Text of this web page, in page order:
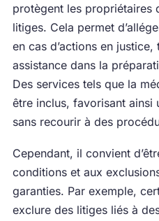
protègent les propriétaires
litiges. Cela permet
en cas d’actions en
assistance dans la
Des services tels que la
être inclus, favorisant ainsi
sans recourir à des
Cependant, il convient
conditions et aux
garanties. Par exemple,
exclure des litiges liés à